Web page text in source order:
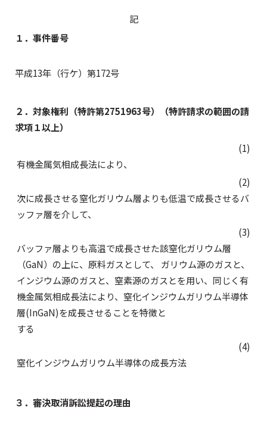
記
１．事件番号
平成13年（行ケ）第172号
２．対象権利（特許第2751963号）（特許請求の範囲の請
求項１以上）
(1)
有機金属気相成長法により、
(2)
次に成長させる窒化ガリウム層よりも低温で成長させるバ
ッファ層を介して、
(3)
バッファ層よりも高温で成長させた該窒化ガリウム層
（GaN）の上に、原料ガスとして、 ガリウム源のガスと、
インジウム源のガスと、窒素源のガスとを用い、同じく有
機金属気相成長法により、窒化インジウムガリウム半導体
層(InGaN)を成長させることを特徴と
する
(4)
窒化インジウムガリウム半導体の成長方法
３．審決取消訴訟提起の理由